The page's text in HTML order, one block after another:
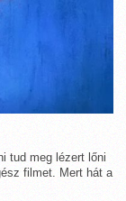
tud meg lézert lőni
filmet. Mert hát a